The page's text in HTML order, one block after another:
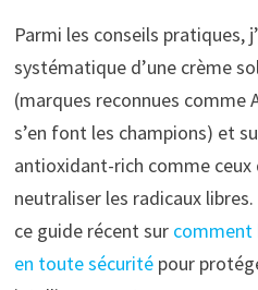
Parmi les conseils pratiques,
systématique d’une crème
(marques reconnues comme
s’en font les champions) et
antioxidant-rich comme ceux
neutraliser les radicaux
ce guide récent sur comment
en toute sécuritépour